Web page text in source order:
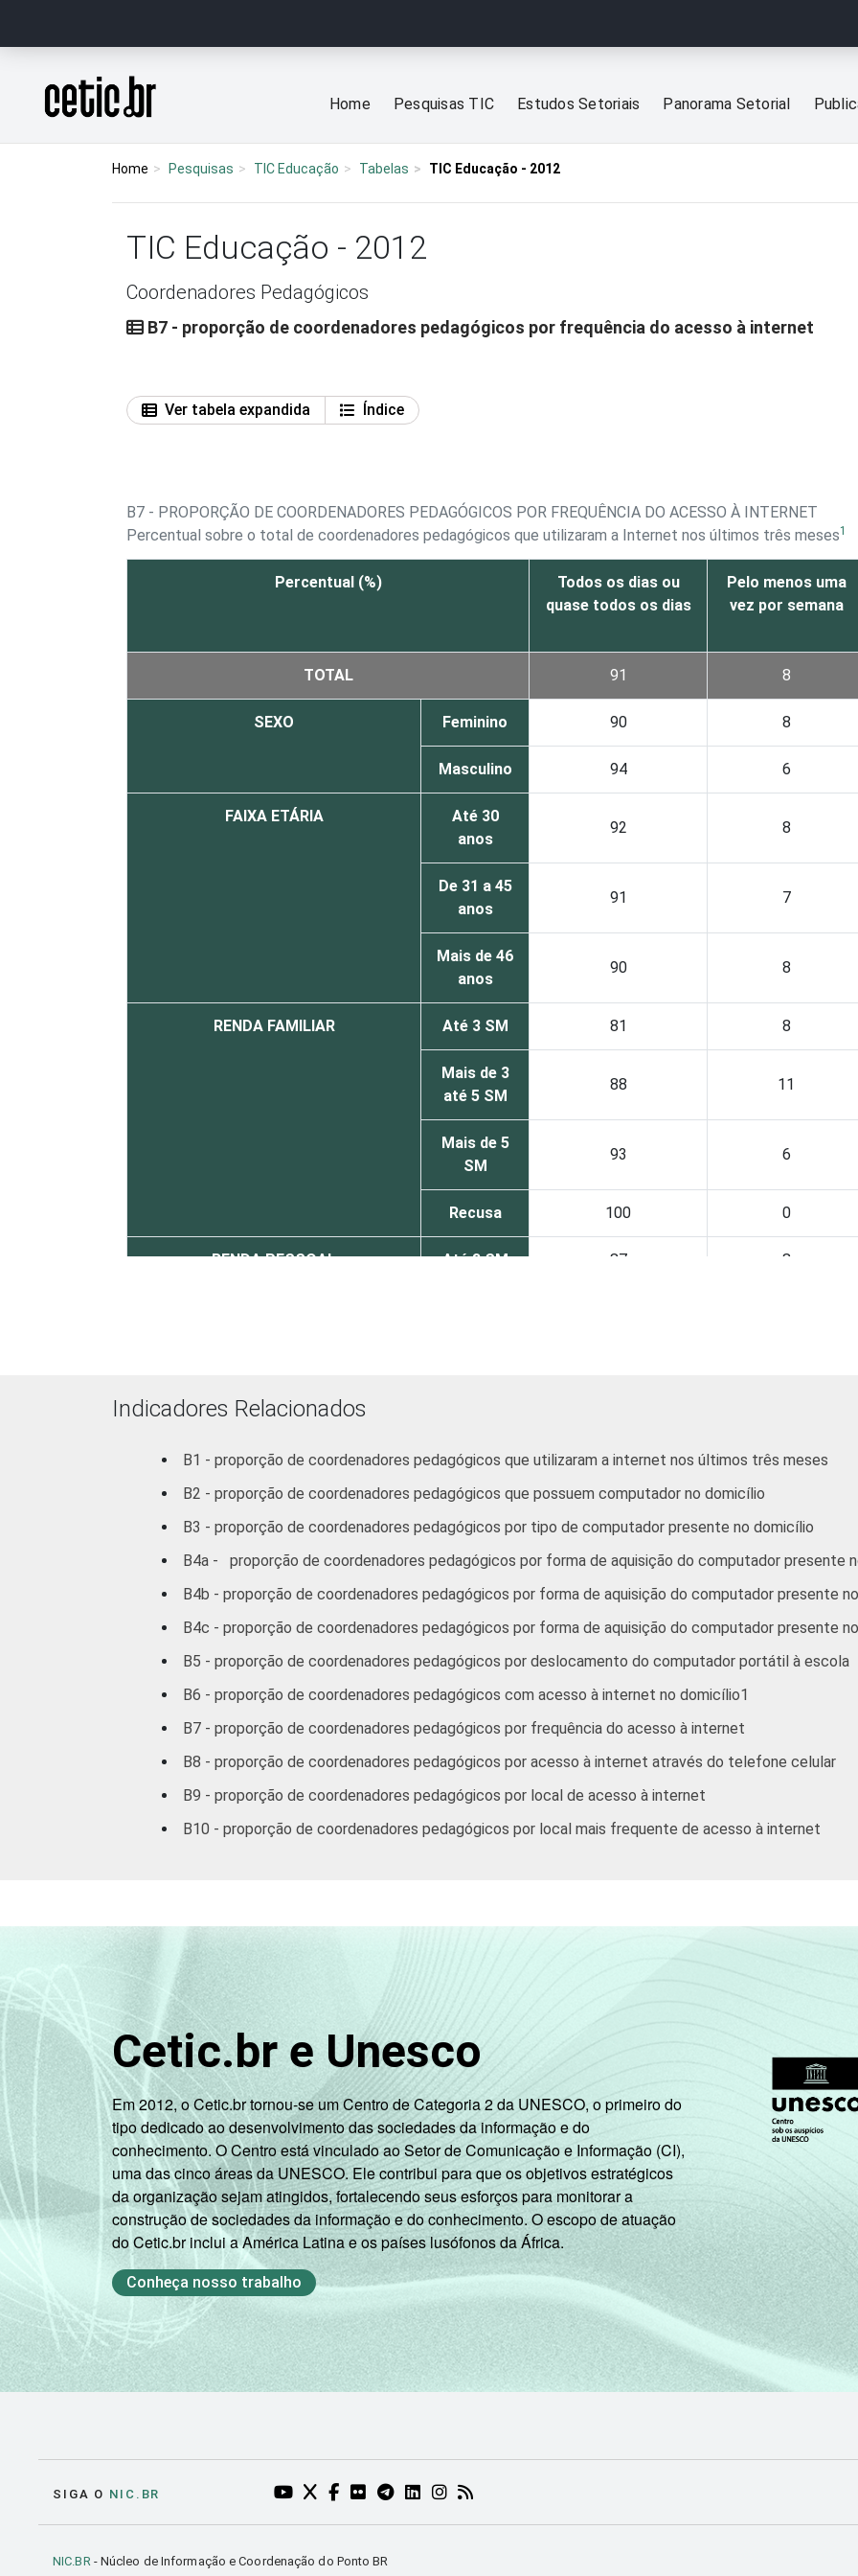
Página inicial
Home Pesquisas TIC Estudos Setoriais Panorama Setorial
Home Pesquisas TIC Educação Tabelas TIC Educação - 2012
TIC Educação - 2012
Coordenadores Pedagógicos
B7 - proporção de coordenadores pedagógicos por frequência do acesso à internet
Ver tabela expandida
Índice
B7 - PROPORÇÃO DE COORDENADORES PEDAGÓGICOS POR FREQUÊNCIA DO ACESSO À INTERNET
Percentual sobre o total de coordenadores pedagógicos que utilizaram a Internet nos últimos três meses1
Percentual (%)
Todos os dias ou
quase todos os dias
Pelo menos uma
vez por semana
TOTAL 91 8
SEXO Feminino 90 8
Masculino 94 6
FAIXA ETÁRIA
Até 30
anos
92 8
De 31 a 45
anos
91 7
Mais de 46
anos
90 8
RENDA FAMILIAR Até 3 SM 81 8
Mais de 3
até 5 SM
88 11
Mais de 5
SM
93 6
Recusa 100 0
RENDA PESSOAL Até 3 SM 87 8
REGIÃO
Norte /
Centro-
Oeste
9
Nordeste 88 7
Sudeste 94 5
DEPENDÊNCIA ADMINISTRATIVA
Pública
88
Pública
Estadual
COMPUTADOR INSTALADO NO
LABORATÓRIO DE INFORMÁTICA
Não tem
INTERNET INSTALADA NO
LABORATÓRIO DE INFORMÁTICA
Tem
Não tem 10
1Base: 771 coordenadores pedagógicos que utilizaram a Internet nos últimos três meses. Respostas
setembro e dezembro de 2012.
Fonte: NIC.br - set/dez 2012
Indicadores Relacionados
B1 - proporção de coordenadores pedagógicos que utilizaram a internet nos últimos três meses
B2 - proporção de coordenadores pedagógicos que possuem computador no domicílio
B3 - proporção de coordenadores pedagógicos por tipo de computador presente no domicílio
B4a - proporção de coordenadores pedagógicos por forma de aquisição do computador presente
B4b - proporção de coordenadores pedagógicos por forma de aquisição do computador presente
B4c - proporção de coordenadores pedagógicos por forma de aquisição do computador presente
B5 - proporção de coordenadores pedagógicos por deslocamento do computador portátil à escola
B6 - proporção de coordenadores pedagógicos com acesso à internet no domicílio1
B7 - proporção de coordenadores pedagógicos por frequência do acesso à internet
B8 - proporção de coordenadores pedagógicos por acesso à internet através do telefone celular
B9 - proporção de coordenadores pedagógicos por local de acesso à internet
B10 - proporção de coordenadores pedagógicos por local mais frequente de acesso à internet
Cetic.br e Unesco
Em 2012, o Cetic.br tornou-se um Centro de Categoria 2 da UNESCO, o primeiro do
tipo dedicado ao desenvolvimento das sociedades da informação e do
conhecimento. O Centro está vinculado ao Setor de Comunicação e Informação (CI),
uma das cinco áreas da UNESCO. Ele contribui para que os objetivos estratégicos
da organização sejam atingidos, fortalecendo seus esforços para monitorar a
construção de sociedades da informação e do conhecimento. O escopo de atuação
do Cetic.br inclui a América Latina e os países lusófonos da África.
Conheça nosso trabalho
SIGA O NIC.BR YOUTUBE DO NIC.BR (ABRE EM NOVA ABA)
TWITTER DO NIC.BR (ABRE EM NOVA ABA)
FACEBOOK DO NIC.BR (ABRE EM NOVA ABA)
FLICKR DO NIC.BR (ABRE EM NOVA ABA)
TELEGRAM DO NIC.BR (ABRE EM NOVA ABA)
LINKEDIN DO NIC.BR (ABRE EM NOVA ABA)
INSTAGRAM DO NIC.BR (ABRE EM NOVA ABA)
RSS DO NIC.BR (ABRE EM NOVA ABA)
NIC.BR- Núcleo de Informação e Coordenação do Ponto BR